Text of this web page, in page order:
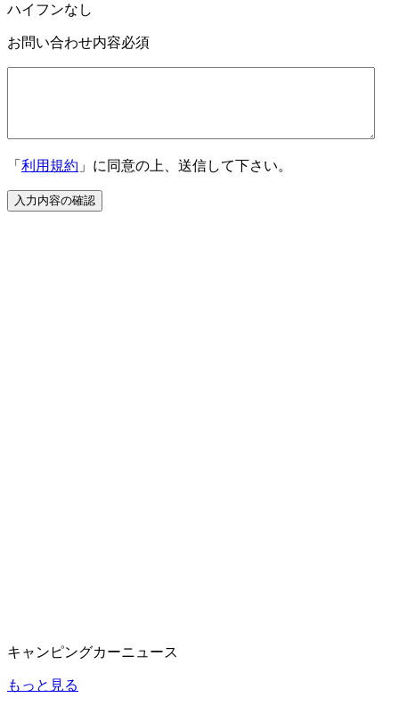
ハイフンなし
お問い合わせ内容必須
「 利用規約 」に同意の上、送信して下さい。
キャンピングカーニュース
もっと見る